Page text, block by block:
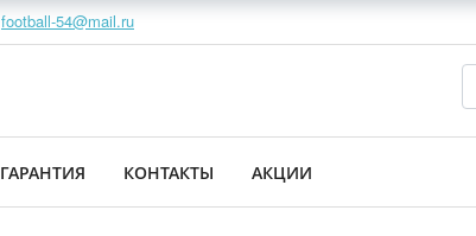
football-54@mail.ru
ГАРАНТИЯ КОНТАКТЫ АКЦИИ